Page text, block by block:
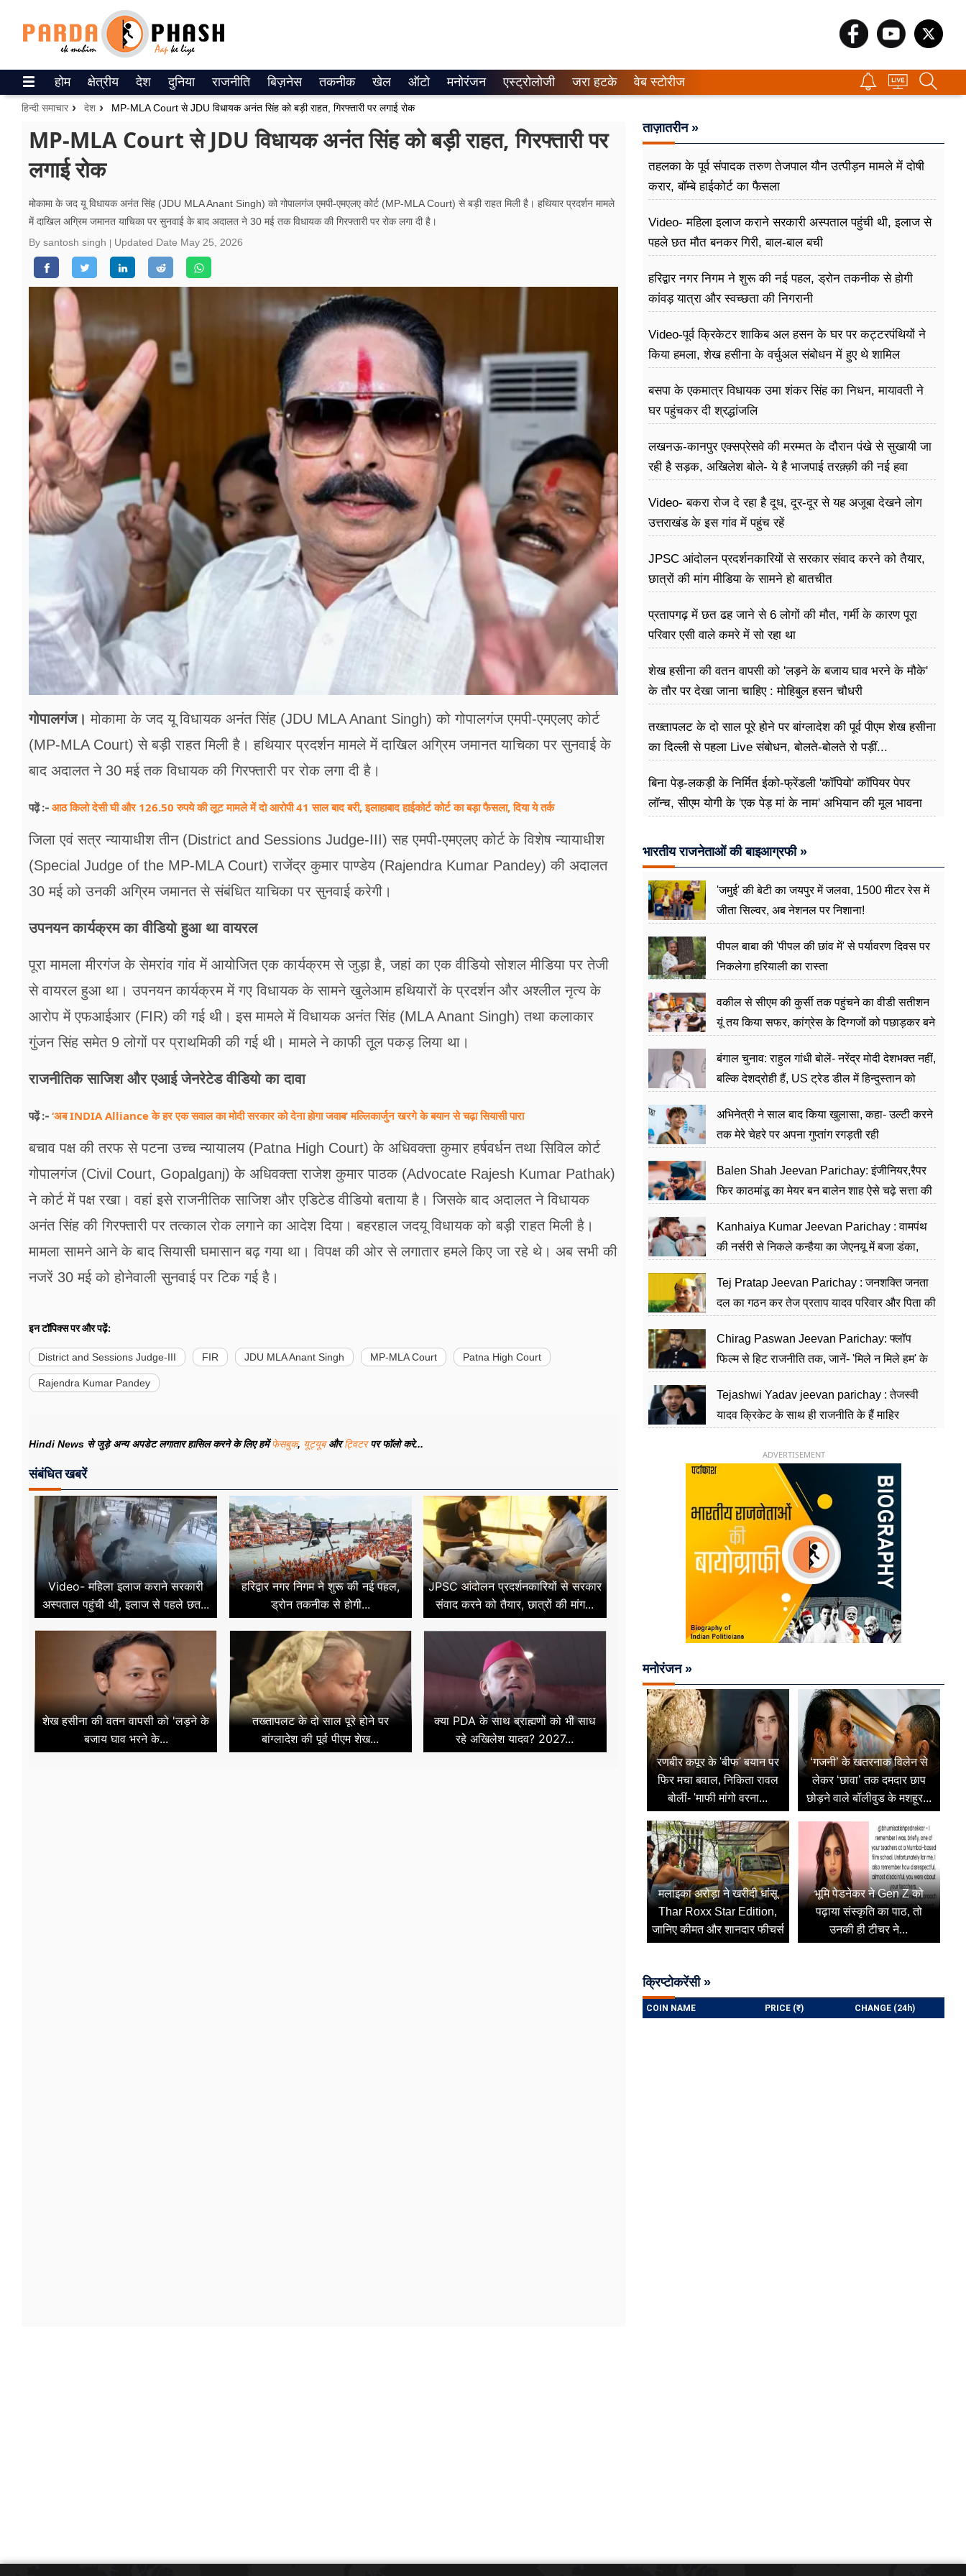
ePaper
वेब स्टोरीज
उत्तर प्रदेश
गैलरी
वीडियो
रिलेशनशिप
जीवन मंत्रा
जॉब्स
शिक्षा
अन्य खबरें
होम क्षेत्रीय देश दुनिया राजनीति बिज़नेस तकनीक खेल ऑटो मनोरंजन एस्ट्रोलोजी जरा हटके वेब स्टोरीज
हिन्दी समाचार देश MP-MLA Court से JDU व‍िधायक अनंत सिंह को बड़ी राहत, गिरफ्तारी पर लगाई रोक
MP-MLA Court से JDU व‍िधायक अनंत सिंह को बड़ी राहत, गिरफ्तारी पर
लगाई रोक
मोकामा के जद यू विधायक अनंत सिंह (JDU MLA Anant Singh) को गोपालगंज एमपी-एमएलए कोर्ट (MP-MLA Court) से बड़ी राहत मिली है। हथियार प्रदर्शन मामले
में दाखिल अग्रिम जमानत याचिका पर सुनवाई के बाद अदालत ने 30 मई तक विधायक की गिरफ्तारी पर रोक लगा दी है।
By santosh singh
Updated Date May 25, 2026
गोपालगंज। मोकामा के जद यू विधायक अनंत सिंह (JDU MLA Anant Singh) को गोपालगंज एमपी-एमएलए कोर्ट
(MP-MLA Court) से बड़ी राहत मिली है। हथियार प्रदर्शन मामले में दाखिल अग्रिम जमानत याचिका पर सुनवाई के
बाद अदालत ने 30 मई तक विधायक की गिरफ्तारी पर रोक लगा दी है।
पढ़ें :- आठ किलो देसी घी और 126.50 रुपये की लूट मामले में दो आरोपी 41 साल बाद बरी, इलाहाबाद हाईकोर्ट कोर्ट का बड़ा फैसला, दिया ये तर्क
जिला एवं सत्र न्यायाधीश तीन (District and Sessions Judge-III) सह एमपी-एमएलए कोर्ट के विशेष न्यायाधीश
(Special Judge of the MP-MLA Court) राजेंद्र कुमार पाण्डेय (Rajendra Kumar Pandey) की अदालत
30 मई को उनकी अग्रिम जमानत से संबंध‍ित याचिका पर सुनवाई करेगी।
उपनयन कार्यक्रम का वीड‍ियो हुआ था वायरल
पूरा मामला मीरगंज के सेमरांव गांव में आयोजित एक कार्यक्रम से जुड़ा है, जहां का एक वीडियो सोशल मीडिया पर तेजी
से वायरल हुआ था। उपनयन कार्यक्रम में गए विधायक के सामने खुलेआम हथ‍ियारों के प्रदर्शन और अश्‍लील नृत्‍य के
आरोप में एफआईआर (FIR) की गई थी। इस मामले में विधायक अनंत सिंह (MLA Anant Singh) तथा कलाकार
गुंजन सिंह समेत 9 लोगों पर प्राथमिकी की गई थी। मामले ने काफी तूल पकड़ लिया था।
राजनीत‍िक साजिश और एआई जेनरेटेड वीड‍ियो का दावा
पढ़ें :- ‘अब INDIA Alliance के हर एक सवाल का मोदी सरकार को देना होगा जवाब’ मल्लिकार्जुन खरगे के बयान से चढ़ा सियासी पारा
बचाव पक्ष की तरफ से पटना उच्च न्यायालय (Patna High Court) के अधिवक्ता कुमार हर्षवर्धन तथा सिविल कोर्ट
गोपालगंज (Civil Court, Gopalganj) के अधिवक्ता राजेश कुमार पाठक (Advocate Rajesh Kumar Pathak)
ने कोर्ट में पक्ष रखा। वहां इसे राजनीतिक साजिश और एडिटेड वीडियो बताया है। जिसके बाद अदालत ने विधायक
अनंत सिंह की गिरफ्तारी पर तत्काल रोक लगाने का आदेश दिया। बहरहाल जदयू विधायक को बड़ी राहत मिली है।
मामला सामने आने के बाद सियासी घमासान बढ़ गया था। विपक्ष की ओर से लगातार हमले किए जा रहे थे। अब सभी की
नजरें 30 मई को होनेवाली सुनवाई पर टिक गई है।
इन टॉपिक्स पर और पढ़ें:
District and Sessions Judge-III FIR JDU MLA Anant Singh MP-MLA Court Patna High Court
Rajendra Kumar Pandey
Hindi News से जुड़े अन्य अपडेट लगातार हासिल करने के लिए हमेंफेसबुक, यूट्यूबऔरट्विटरपर फॉलो करे...
संबंधित खबरें
Video- महिला इलाज कराने सरकारी
अस्पताल पहुंची थी, इलाज से पहले छत...
हरिद्वार नगर निगम ने शुरू की नई पहल,
ड्रोन तकनीक से होगी...
JPSC आंदोलन प्रदर्शनकारियों से सरकार
संवाद करने को तैयार, छात्रों की मांग...
शेख हसीना की वतन वापसी को 'लड़ने के
बजाय घाव भरने के...
तख्तापलट के दो साल पूरे होने पर
बांग्लादेश की पूर्व पीएम शेख...
क्या PDA के साथ ब्राह्मणों को भी साध
रहे अखिलेश यादव? 2027...
ताज़ातरीन »
तहलका के पूर्व संपादक तरुण तेजपाल यौन उत्पीड़न मामले में दोषी
करार, बॉम्बे हाईकोर्ट का फैसला
Video- महिला इलाज कराने सरकारी अस्पताल पहुंची थी, इलाज से
पहले छत मौत बनकर गिरी, ​बाल-बाल बची
हरिद्वार नगर निगम ने शुरू की नई पहल, ड्रोन तकनीक से होगी
कांवड़ यात्रा और स्वच्छता की निगरानी
Video-पूर्व क्रिकेटर शाकिब अल हसन के घर पर कट्टरपंथियों ने
किया हमला, शेख हसीना के वर्चुअल संबोधन में हुए थे शामिल
बसपा के एकमात्र विधायक उमा शंकर सिंह का निधन, मायावती ने
घर पहुंचकर दी श्रद्धांजलि
लखनऊ-कानपुर एक्सप्रेसवे की मरम्मत के दौरान पंखे से सुखायी जा
रही है सड़क, अखिलेश बोले- ये है भाजपाई तरक़्क़ी की नई हवा
Video- बकरा रोज दे रहा है दूध, दूर-दूर से यह अजूबा देखने लोग
उत्तराखंड के इस गांव में पहुंच रहें
JPSC आंदोलन प्रदर्शनकारियों से सरकार संवाद करने को तैयार,
छात्रों की मांग मीडिया के सामने हो बातचीत
प्रतापगढ़ में छत ढह जाने से 6 लोगों की मौत, गर्मी के कारण पूरा
परिवार एसी वाले कमरे में सो र​हा था
शेख हसीना की वतन वापसी को 'लड़ने के बजाय घाव भरने के मौके'
के तौर पर देखा जाना चाहिए : मोहिबुल हसन चौधरी
तख्तापलट के दो साल पूरे होने पर बांग्लादेश की पूर्व पीएम शेख हसीना
का दिल्ली से पहला Live संबोधन, बोलते-बोलते रो पड़ीं...
बिना पेड़-लकड़ी के निर्मित ईको-फ्रेंडली 'कॉपियो' कॉपियर पेपर
लॉन्च, सीएम योगी के 'एक पेड़ मां के नाम' अभियान की मूल भावना
भारतीय राजनेताओं की बाइआग्रफी »
'जमुई' की बेटी का जयपुर में जलवा, 1500 मीटर रेस में
जीता सिल्वर, अब नेशनल पर निशाना!
पीपल बाबा की 'पीपल की छांव में' से पर्यावरण दिवस पर
निकलेगा हरियाली का रास्ता
वकील से सीएम की कुर्सी तक पहुंचने का वीडी सतीशन
यूं तय किया सफर, कांग्रेस के दिग्गजों को पछाड़कर बने
बंगाल चुनाव: राहुल गांधी बोलें- नरेंद्र मोदी देशभक्त नहीं,
बल्कि देशद्रोही हैं, US ट्रेड डील में हिन्दुस्तान को
अभिनेत्री ने साल बाद किया खुलासा, कहा- उल्टी करने
तक मेरे चेहरे पर अपना गुप्तांग रगड़ती रही
Balen Shah Jeevan Parichay: इंजीनियर,रैपर
फिर काठमांडू का मेयर बन बालेन शाह ऐसे चढ़े सत्ता की
Kanhaiya Kumar Jeevan Parichay : वामपंथ
की नर्सरी से निकले कन्हैया का जेएनयू में बजा डंका,
Tej Pratap Jeevan Parichay : जनशक्ति जनता
दल का गठन कर तेज प्रताप यादव परिवार और पिता की
Chirag Paswan Jeevan Parichay: फ्लॉप
फिल्म से हिट राजनीति तक, जानें- 'मिले न मिले हम' के
Tejashwi Yadav jeevan parichay : तेजस्वी
यादव क्रिकेट के साथ ही राजनीति के हैं माहिर
ADVERTISEMENT
मनोरंजन »
रणबीर कपूर के 'बीफ' बयान पर
फिर मचा बवाल, निकिता रावल
बोलीं- 'माफी मांगो वरना...
‘गजनी’ के खतरनाक विलेन से
लेकर ‘छावा’ तक दमदार छाप
छोड़ने वाले बॉलीवुड के मशहूर...
मलाइका अरोड़ा ने खरीदी धांसू
Thar Roxx Star Edition,
जानिए कीमत और शानदार फीचर्स
भूमि पेडनेकर ने Gen Z को
पढ़ाया संस्कृति का पाठ, तो
उनकी ही टीचर ने...
क्रिप्टोकरेंसी »